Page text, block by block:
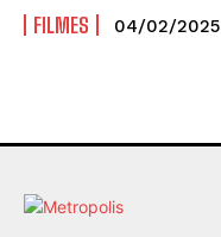
FILMES 04/02/2025